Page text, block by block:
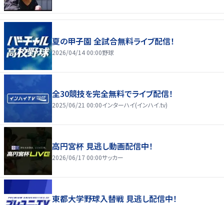
夏の甲子園 全試合無料ライブ配信！
2026/04/14 00:00野球
全30競技を完全無料でライブ配信！
2025/06/21 00:00インターハイ(インハイ.tv)
高円宮杯 見逃し動画配信中！
2026/06/17 00:00サッカー
東都大学野球入替戦 見逃し配信中！